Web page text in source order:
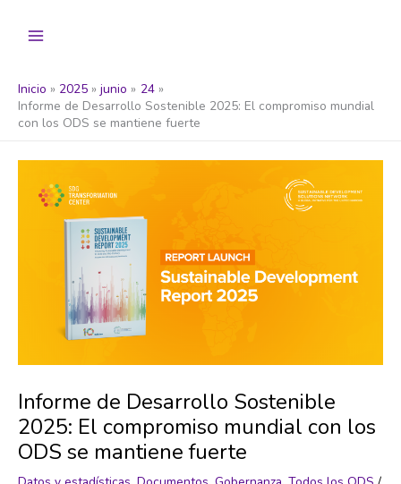
Inicio 2025 junio
24
Informe de Desarrollo Sostenible 2025: El compromiso mundial
con los ODS se mantiene fuerte
Informe de Desarrollo Sostenible
2025: El compromiso mundial con los
ODS se mantiene fuerte